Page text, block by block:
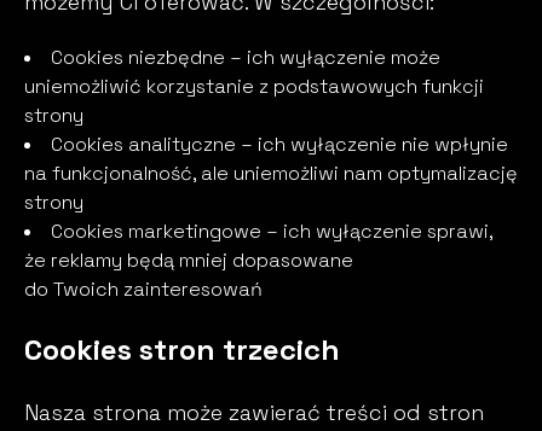
Cookies niezbędne – ich wyłączenie może
uniemożliwić korzystanie z podstawowych funkcji
strony
Cookies analityczne – ich wyłączenie nie wpłynie
na funkcjonalność, ale uniemożliwi nam optymalizację
strony
Cookies marketingowe – ich wyłączenie sprawi,
że reklamy będą mniej dopasowane
do Twoich zainteresowań
Cookies stron trzecich
Nasza strona może zawierać treści od stron